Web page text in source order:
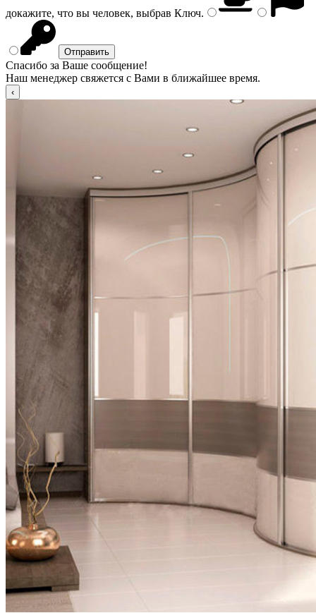
докажите, что вы человек, выбрав Ключ.
Спасибо за Ваше сообщение!
Наш менеджер свяжется с Вами в ближайшее время.